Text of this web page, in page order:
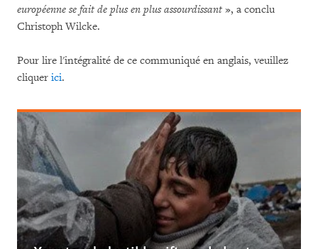
européenne se fait de plus en plus assourdissant », a conclu
Christoph Wilcke.
Pour lire l'intégralité de ce communiqué en anglais, veuillez
cliquer ici.